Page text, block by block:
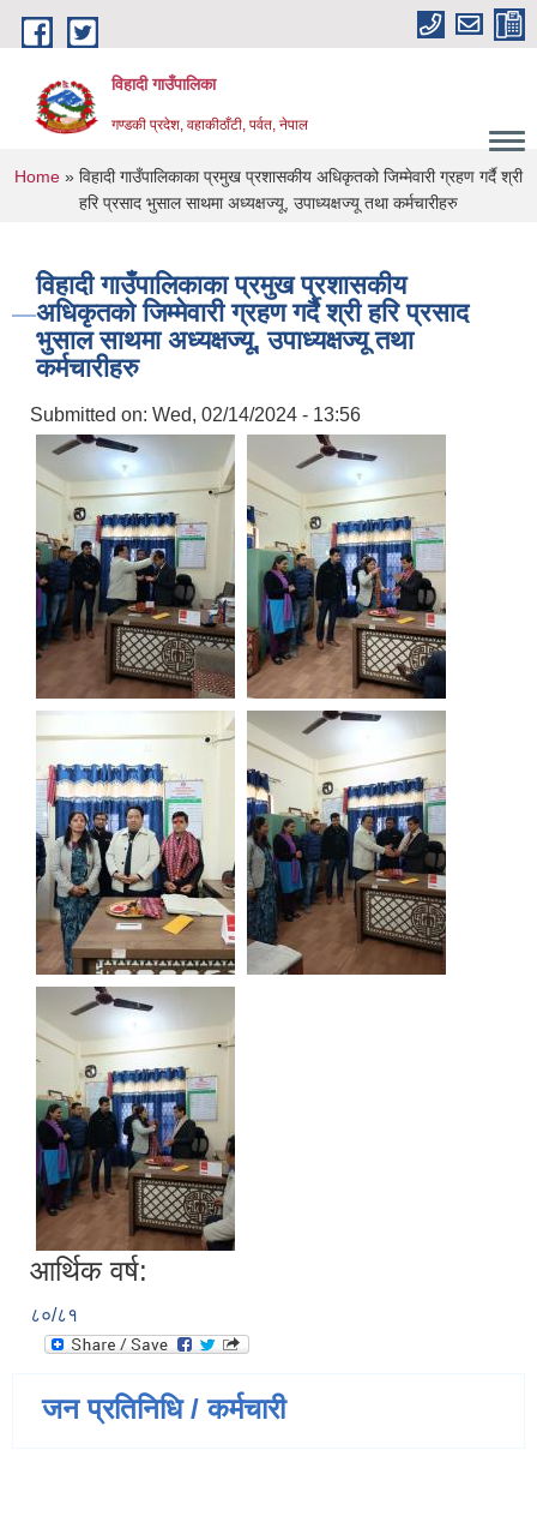
Skip to main content
विहादी गाउँपालिका
गण्डकी प्रदेश, वहाकीठाँटी, पर्वत, नेपाल
You are here
Home » विहादी गाउँपालिकाका प्रमुख प्रशासकीय अधिकृतको जिम्मेवारी ग्रहण गर्दै श्री
हरि प्रसाद भुसाल साथमा अध्यक्षज्यू, उपाध्यक्षज्यू तथा कर्मचारीहरु
विहादी गाउँपालिकाका प्रमुख प्रशासकीय
अधिकृतको जिम्मेवारी ग्रहण गर्दै श्री हरि प्रसाद
भुसाल साथमा अध्यक्षज्यू, उपाध्यक्षज्यू तथा
कर्मचारीहरु
Submitted on: Wed, 02/14/2024 - 13:56
आर्थिक वर्ष:
८०/८१
जन प्रतिनिधि / कर्मचारी